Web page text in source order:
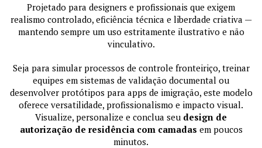
Projetado para designers e profissionais que exigem
realismo controlado, eficiência técnica e liberdade criativa —
mantendo sempre um uso estritamente ilustrativo e não
vinculativo.
Seja para simular processos de controle fronteiriço, treinar
equipes em sistemas de validação documental ou
desenvolver protótipos para apps de imigração, este modelo
oferece versatilidade, profissionalismo e impacto visual.
Visualize, personalize e conclua seu design de
autorização de residência com camadas em poucos
minutos.